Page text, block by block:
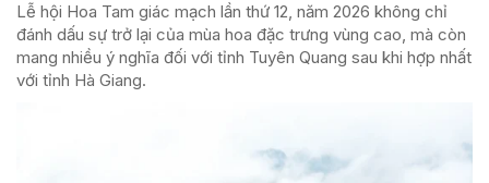
Lễ hội Hoa Tam giác mạch lần thứ 12, năm 2026 không chỉ
đánh dấu sự trở lại của mùa hoa đặc trưng vùng cao, mà còn
mang nhiều ý nghĩa đối với tỉnh Tuyên Quang sau khi hợp nhất
với tỉnh Hà Giang.